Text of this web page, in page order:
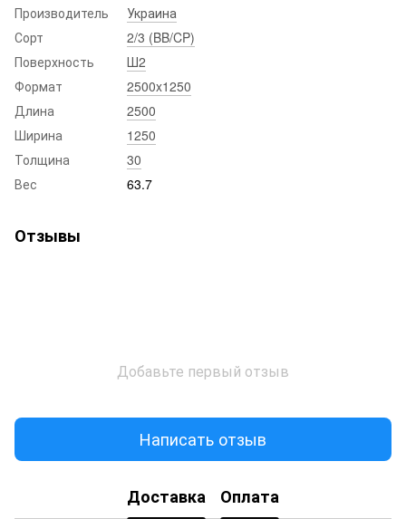
Производитель
Украина
Сорт
2/3 (BB/CP)
Поверхность
Ш2
Формат
2500x1250
Длина
2500
Ширина
1250
Толщина
30
Вес
63.7
Отзывы
Добавьте первый отзыв
Написать отзыв
Доставка Оплата